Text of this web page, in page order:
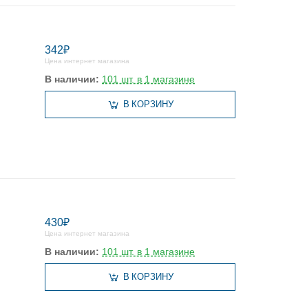
342₽
Цена интернет магазина
В наличии: 101 шт. в 1 магазине
В КОРЗИНУ
430₽
Цена интернет магазина
В наличии: 101 шт. в 1 магазине
В КОРЗИНУ